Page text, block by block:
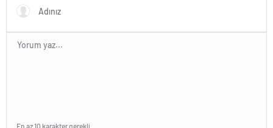
En az 10 karakter gerekli